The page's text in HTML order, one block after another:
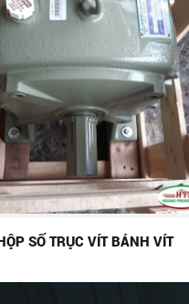
SỐ TRỤC VÍT BÁNH VÍT